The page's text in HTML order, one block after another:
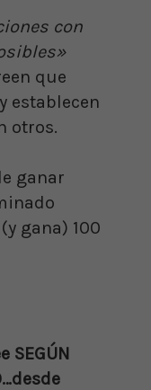
con
que
establecen
otros.
ganar
gana) 100
SEGÚN